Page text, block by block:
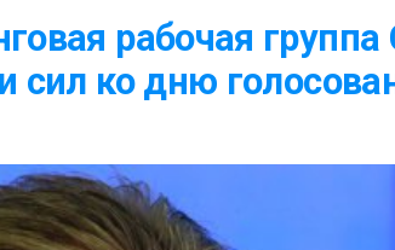
рабочая
сил ко дню